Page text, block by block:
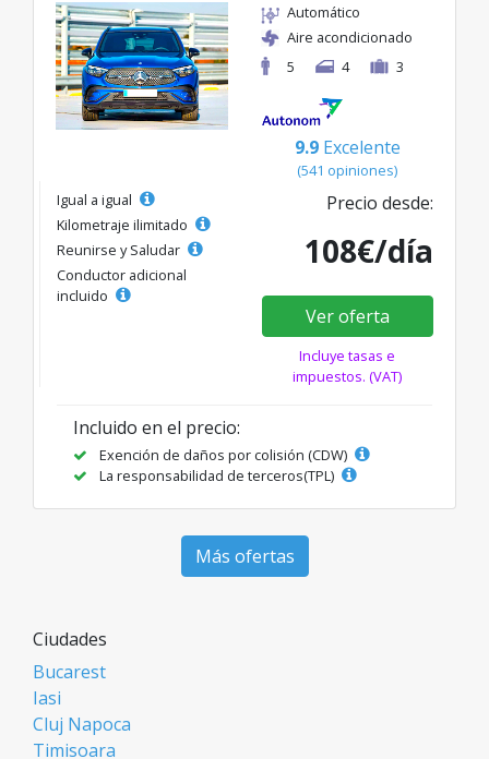
Automático
Aire acondicionado
5
4 3
9.9 Excelente
(541 opiniones)
Igual a igual
Kilometraje ilimitado
Reunirse y Saludar
Conductor adicional
incluido
Precio desde:
108€/día
Ver oferta
Incluye tasas e
impuestos. (VAT)
Incluido en el precio:
Exención de daños por colisión (CDW)
La responsabilidad de terceros(TPL)
Más ofertas
Ciudades
Bucarest
Iasi
Cluj Napoca
Timisoara